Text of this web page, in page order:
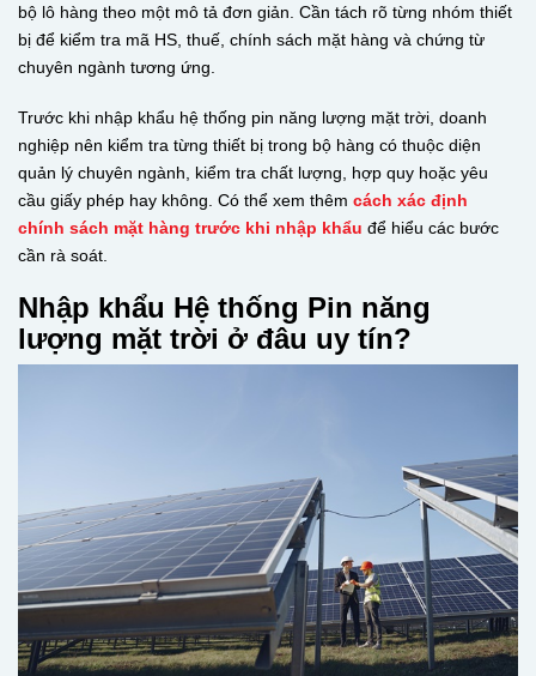
bộ lô hàng theo một mô tả đơn giản. Cần tách rõ từng nhóm thiết
bị để kiểm tra mã HS, thuế, chính sách mặt hàng và chứng từ
chuyên ngành tương ứng.
Trước khi nhập khẩu hệ thống pin năng lượng mặt trời, doanh
nghiệp nên kiểm tra từng thiết bị trong bộ hàng có thuộc diện
quản lý chuyên ngành, kiểm tra chất lượng, hợp quy hoặc yêu
cầu giấy phép hay không. Có thể xem thêm cách xác định
chính sách mặt hàng trước khi nhập khẩu để hiểu các bước
cần rà soát.
Nhập khẩu Hệ thống Pin năng
lượng mặt trời ở đâu uy tín?